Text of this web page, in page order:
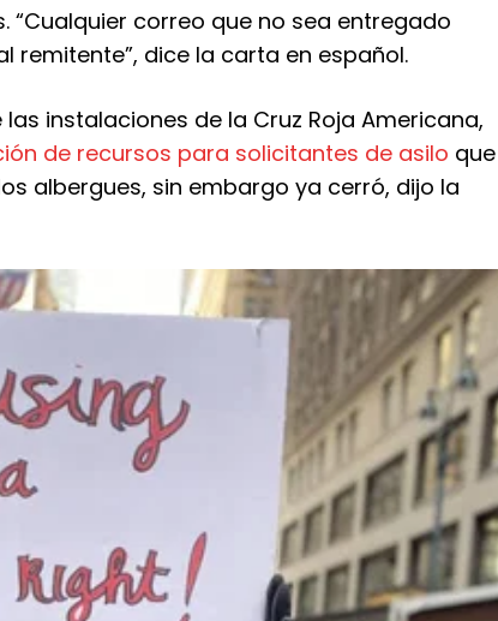
“Cualquier correo que no sea entregado
remitente”, dice la carta en español.
instalaciones de la Cruz Roja Americana,
de recursos para solicitantes de asilo que
albergues, sin embargo ya cerró, dijo la